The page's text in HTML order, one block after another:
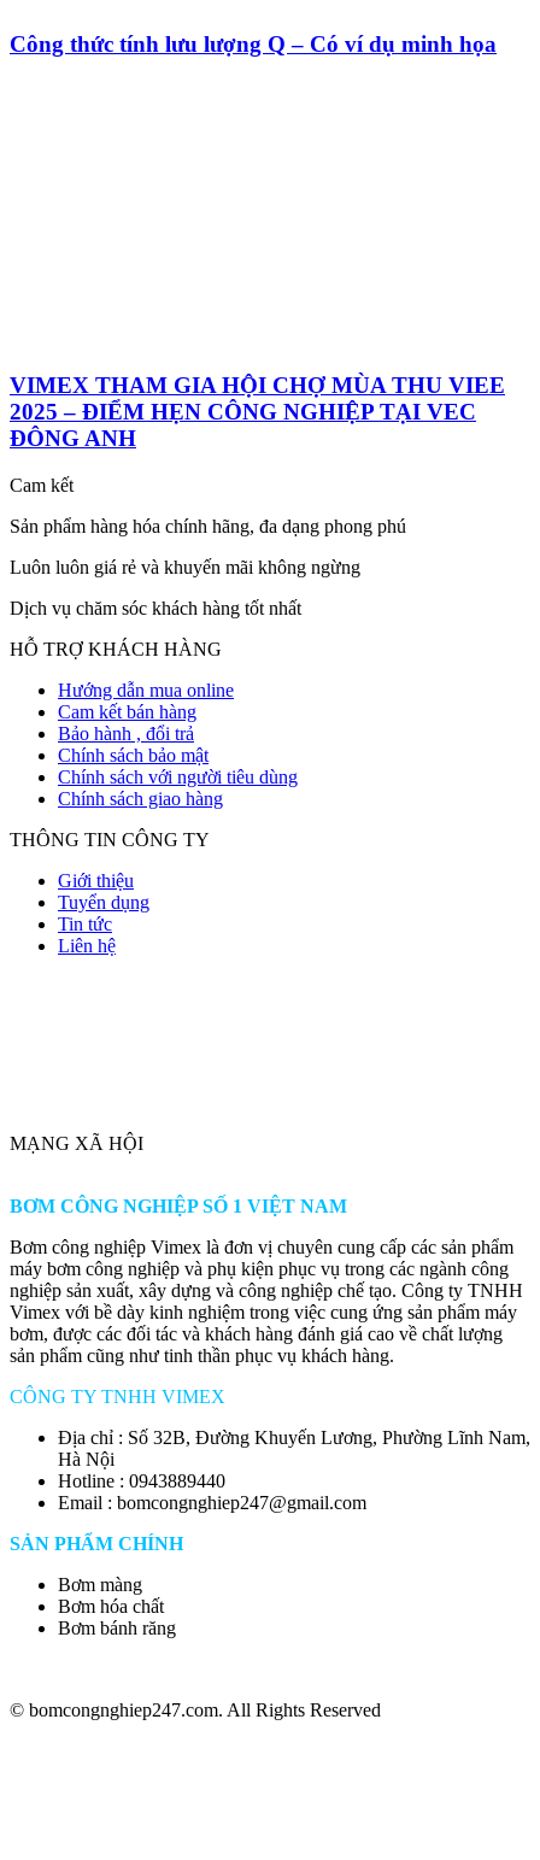
Công thức tính lưu lượng Q – Có ví dụ minh họa
VIMEX THAM GIA HỘI CHỢ MÙA THU VIEE
2025 – ĐIỂM HẸN CÔNG NGHIỆP TẠI VEC
ĐÔNG ANH
Cam kết
Sản phẩm hàng hóa chính hãng, đa dạng phong phú
Luôn luôn giá rẻ và khuyến mãi không ngừng
Dịch vụ chăm sóc khách hàng tốt nhất
HỖ TRỢ KHÁCH HÀNG
Hướng dẫn mua online
Cam kết bán hàng
Bảo hành , đổi trả
Chính sách bảo mật
Chính sách với người tiêu dùng
Chính sách giao hàng
THÔNG TIN CÔNG TY
Giới thiệu
Tuyển dụng
Tin tức
Liên hệ
MẠNG XÃ HỘI
BƠM CÔNG NGHIỆP SỐ 1 VIỆT NAM
Bơm công nghiệp Vimex là đơn vị chuyên cung cấp các sản phẩm
máy bơm công nghiệp và phụ kiện phục vụ trong các ngành công
nghiệp sản xuất, xây dựng và công nghiệp chế tạo. Công ty TNHH
Vimex với bề dày kinh nghiệm trong việc cung ứng sản phẩm máy
bơm, được các đối tác và khách hàng đánh giá cao về chất lượng
sản phẩm cũng như tinh thần phục vụ khách hàng.
CÔNG TY TNHH VIMEX
Địa chỉ : Số 32B, Đường Khuyến Lương, Phường Lĩnh Nam,
Hà Nội
Hotline : 0943889440
Email : bomcongnghiep247@gmail.com
SẢN PHẨM CHÍNH
Bơm màng
Bơm hóa chất
Bơm bánh răng
© bomcongnghiep247.com. All Rights Reserved